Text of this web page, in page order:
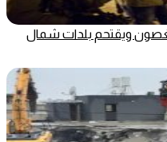
ويقتحم بلدات شمال